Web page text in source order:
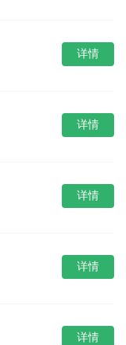
详情
详情
详情
详情
详情